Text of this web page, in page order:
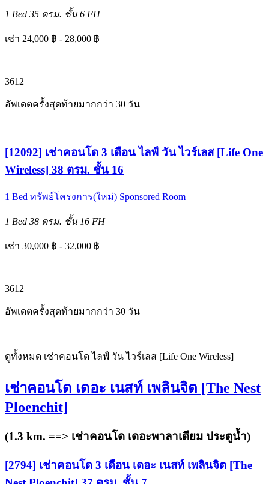
1 Bed 35 ตรม. ชั้น 6 FH
เช่า 24,000 ฿ - 28,000 ฿
3612
อัพเดตครั้งสุดท้ายมากกว่า 30 วัน
[12092] เช่าคอนโด 3 เดือน ไลฟ์ วัน ไวร์เลส [Life One
Wireless] 38 ตรม. ชั้น 16
1 Bed ทรัพย์โครงการ(ใหม่) Sponsored Room
1 Bed 38 ตรม. ชั้น 16 FH
เช่า 30,000 ฿ - 32,000 ฿
3612
อัพเดตครั้งสุดท้ายมากกว่า 30 วัน
ดูทั้งหมด เช่าคอนโด ไลฟ์ วัน ไวร์เลส [Life One Wireless]
เช่าคอนโด เดอะ เนสท์ เพลินจิต [The Nest
Ploenchit]
(1.3 km. ==> เช่าคอนโด เดอะพาลาเดียม ประตูน้ำ)
[2794] เช่าคอนโด 3 เดือน เดอะ เนสท์ เพลินจิต [The